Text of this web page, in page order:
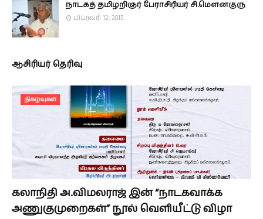
நாடகத் தமிழறிஞர் பேராசிரியர் சி.மௌனகுரு
பிப்ரவரி 12, 2015
ஆசிரியர் தெரிவு
நிகழ்வுகள்
கலாநிதி அ.விமலராஜ் இன் “நாடகவாக்க
அணுகுமுறைகள்” நூல் வெளியீட்டு விழா